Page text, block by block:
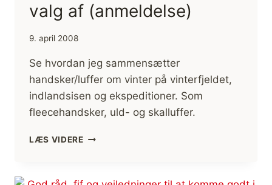
valg af (anmeldelse)
9. april 2008
Se hvordan jeg sammensætter
handsker/luffer om vinter på vinterfjeldet,
indlandsisen og ekspeditioner. Som
fleecehandsker, uld- og skalluffer.
LÆS VIDEREHANDSKER